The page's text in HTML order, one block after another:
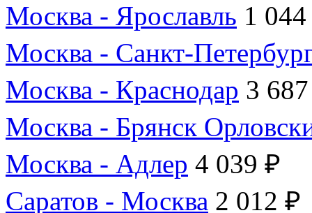
Москва - Ярославль 1
Москва - Санкт-
Москва - Краснодар 3
Москва - Брянск
Москва - Адлер 4 039 ₽
Саратов - Москва 2 012 ₽